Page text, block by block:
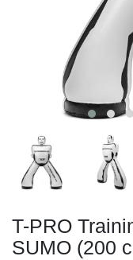
T-PRO
SUMO (200